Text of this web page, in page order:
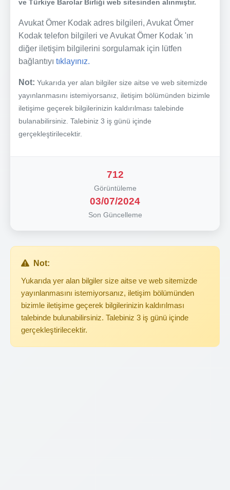
ve Türkiye Barolar Birliği web sitesinden alınmıştır.
Avukat Ömer Kodak adres bilgileri, Avukat Ömer
Kodak telefon bilgileri ve Avukat Ömer Kodak 'ın
diğer iletişim bilgilerini sorgulamak için lütfen
bağlantıyı tıklayınız.
Not: Yukarıda yer alan bilgiler size aitse ve web sitemizde
yayınlanmasını istemiyorsanız, iletişim bölümünden bizimle
iletişime geçerek bilgilerinizin kaldırılması talebinde
bulanabilirsiniz. Talebiniz 3 iş günü içinde
gerçekleştirilecektir.
712
Görüntüleme
03/07/2024
Son Güncelleme
Not:
Yukarıda yer alan bilgiler size aitse ve web sitemizde
yayınlanmasını istemiyorsanız, iletişim bölümünden
bizimle iletişime geçerek bilgilerinizin kaldırılması
talebinde bulunabilirsiniz. Talebiniz 3 iş günü içinde
gerçekleştirilecektir.